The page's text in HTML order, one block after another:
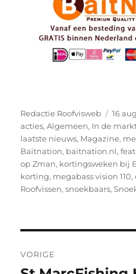
Auteur
Redactie Roofvisweb
op
16
acties,Algemeen, In de
laatste nieuws, Magazine,
Baitnation, baitnation.nl,
op Zman, kortingsweken bij
korting, megabass vision 110,
Roofvissen,snoekbaars,
navigatie
VORIGE